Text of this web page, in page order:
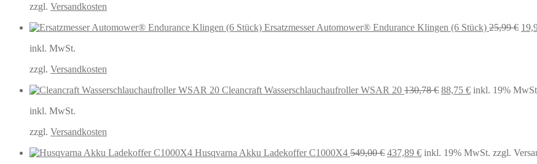
zzgl. Versandkosten
Ersatzmesser Automower® Endurance Klingen (6 Stück) 25,99€
inkl. MwSt.
zzgl. Versandkosten
Cleancraft Wasserschlauchaufroller WSAR 20 130,78€ Ursprünglicher
88,75 €Aktueller
inkl. 19%
inkl. MwSt.
zzgl. Versandkosten
Husqvarna Akku Ladekoffer C1000X4 549,00€ Ursprünglicher
437,89 €Aktueller
inkl. 19% MwSt. zzgl.